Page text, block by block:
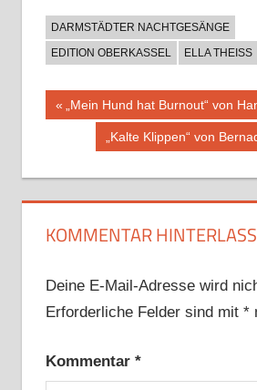
DARMSTÄDTER NACHTGESÄNGE
EDITION OBERKASSEL
ELLA THEISS
Vorheriger
Beitrag:
„Mein Hund hat Burnout“ von
Nächster
„Kalte Klippen“ von
KOMMENTAR
Deine E-Mail-Adresse wird
Erforderliche Felder sind mit *
Kommentar *